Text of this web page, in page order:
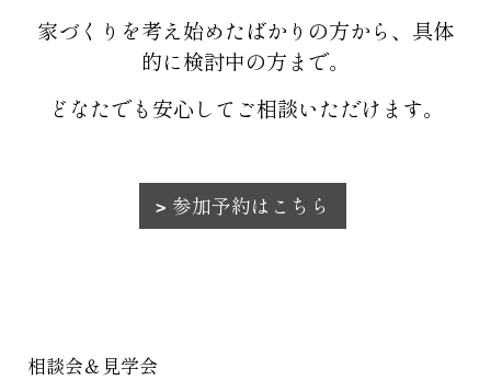
家づくりを考え始めたばかりの方から、具体
的に検討中の方まで。
どなたでも安心してご相談いただけます。
参加予約はこちら
相談会＆見学会